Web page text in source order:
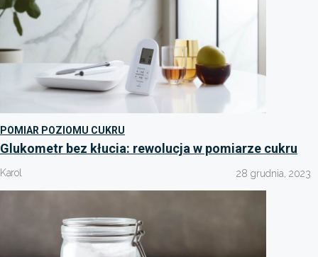
POMIAR POZIOMU CUKRU
Glukometr bez kłucia: rewolucja w pomiarze cukru
Karol 28 grudnia, 2023